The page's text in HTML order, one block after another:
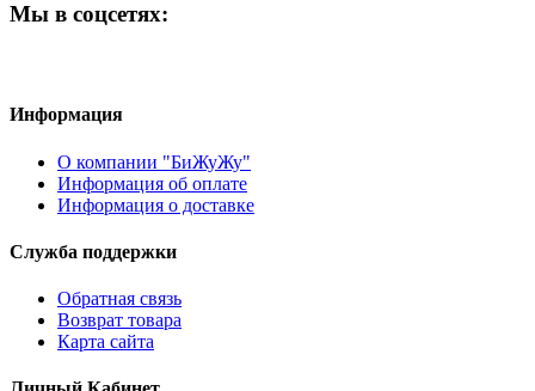
Мы в соцсетях:
Информация
О компании "БиЖуЖу"
Информация об оплате
Информация о доставке
Служба поддержки
Обратная связь
Возврат товара
Карта сайта